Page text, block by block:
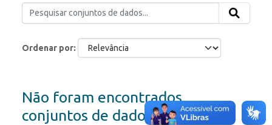
Ordenar por
Não foram encontrados
conjuntos de dados